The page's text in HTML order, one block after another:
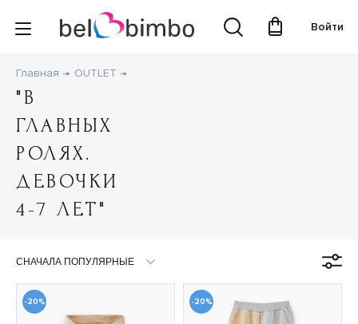
Войти
Главная OUTLET
"В
ГЛАВНЫХ
РОЛЯХ.
ДЕВОЧКИ
4-7 ЛЕТ"
-20% -20%